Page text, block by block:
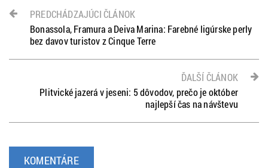
PREDCHÁDZAJÚCI ČLÁNOK
Bonassola, Framura a Deiva Marina: Farebné ligúrske perly
bez davov turistov z Cinque Terre
ĎALŠÍ ČLÁNOK
Plitvické jazerá v jeseni: 5 dôvodov, prečo je október
najlepší čas na návštevu
KOMENTÁRE